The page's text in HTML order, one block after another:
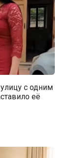
с одним
её